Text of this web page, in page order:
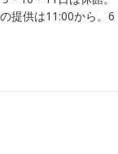
提供は11:00から。6